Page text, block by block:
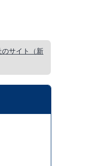
のサイト（新